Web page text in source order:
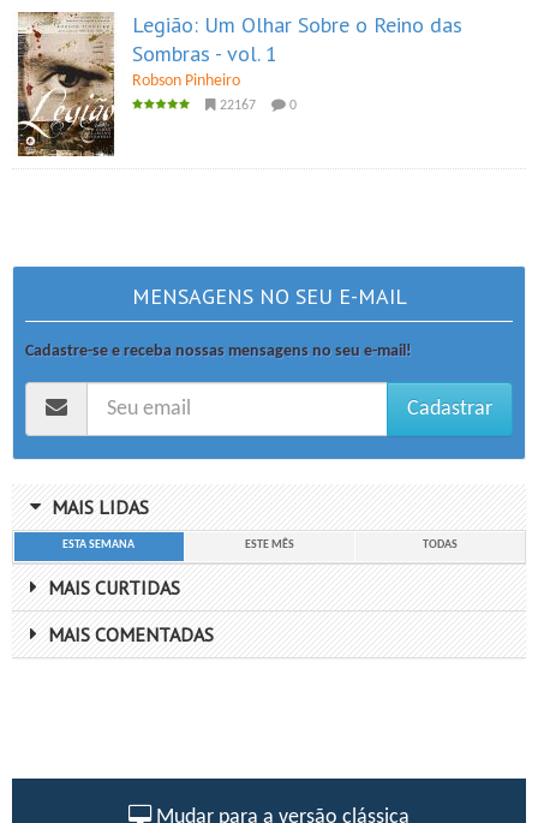
Legião: Um Olhar Sobre o Reino das
Sombras - vol. 1
Robson Pinheiro
22167 0
MENSAGENS NO SEU E-MAIL
Cadastre-se e receba nossas mensagens no seu e-mail!
Cadastrar
MAIS LIDAS
ESTA SEMANA ESTE MÊS TODAS
MAIS CURTIDAS
MAIS COMENTADAS
Mudar para a versão clássica